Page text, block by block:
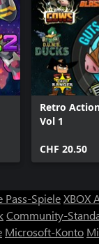
Retro
Vol 1
CHF 20.50
Pass-SpieleXBOX
Community-
Microsoft-Konto